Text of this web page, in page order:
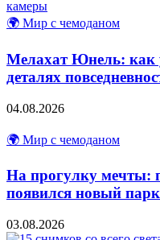
🌍 Мир с чемоданом
Мелахат Юнель: как
деталях
04.08.2026
🌍 Мир с чемоданом
На прогулку мечты:
появился новый
03.08.2026